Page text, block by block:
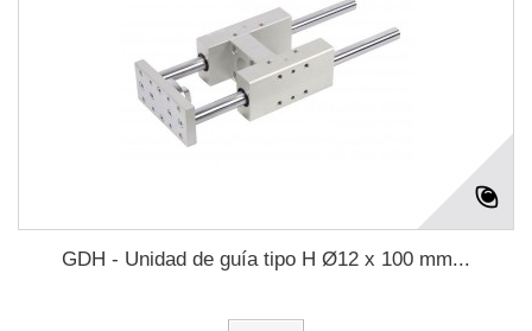
GDH - Unidad de guía tipo H Ø12 x 100 mm...